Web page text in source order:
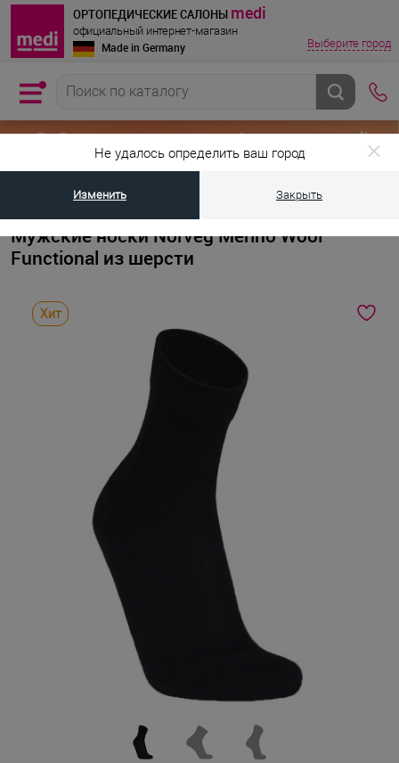
Не удалось определить ваш город
Изменить Закрыть
ОРТОПЕДИЧЕСКИЕ САЛОНЫ medi
официальный интернет-магазин
Made in Germany Выберите город
Главная страница • Термобелье для мужчин и
Мужские носки Norveg Merino Wool
Functional из шерсти
Хит